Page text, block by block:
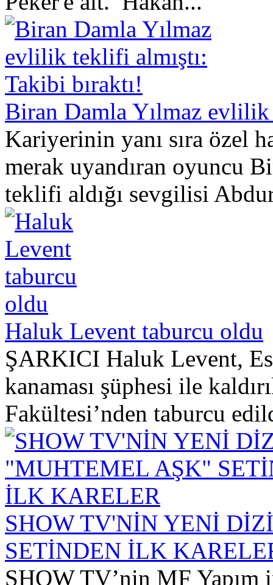
Biran Damla Yılmaz evlilik
Kariyerinin yanı sıra özel
merak uyandıran oyuncu
teklifi aldığı sevgilisi
Haluk Levent taburcu oldu
ŞARKICI Haluk Levent,
kanaması şüphesi ile
Fakültesi’nden taburcu
SHOW TV'NİN YENİ
SETİNDEN İLK
SHOW TV’nin MF Yapım